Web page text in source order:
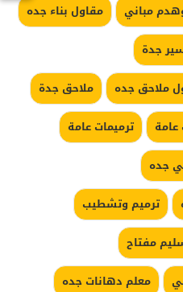
مباني
مقاول بناء جده
جدة
ملاحق جده
ملاحق جدة
ترميمات عامة
جده
ترميم وتشطيب
مفتاح
معلم دهانات جده